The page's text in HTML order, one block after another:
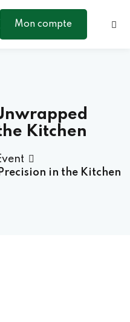
Mon compte
Kitchen
in the Kitchen
Sign up